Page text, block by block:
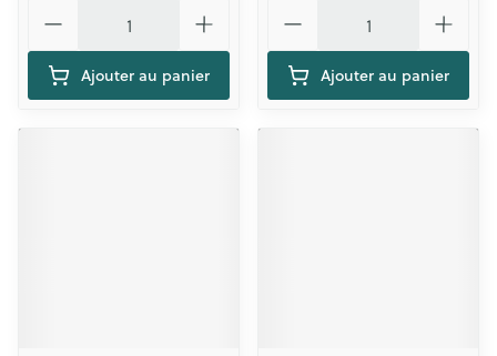
Ajouter au panier Ajouter au panier